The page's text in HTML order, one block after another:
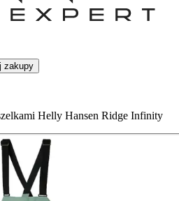
zakupy
Helly Hansen Ridge Infinity